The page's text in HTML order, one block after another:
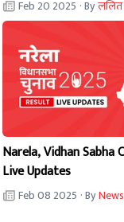
Feb 20 2025 · Byललित
Narela, Vidhan Sabha
Live Updates
Feb 08 2025 · By